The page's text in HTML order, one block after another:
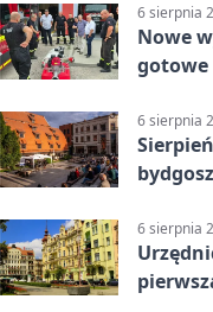
6 sierpnia
Nowe
gotowe
6 sierpnia
6 sierpnia